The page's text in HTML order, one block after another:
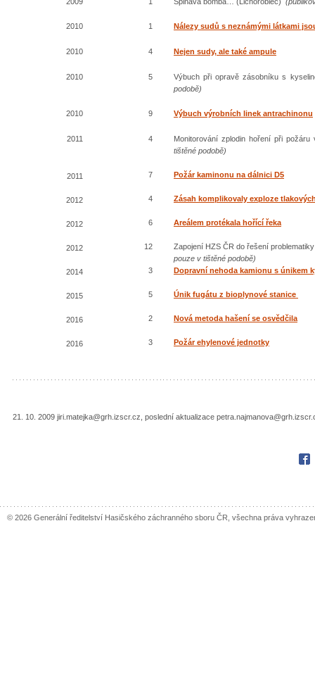
2010
2010
2010
2010
2011
2011
2012
2012
2012
2014
2015
2016
2016
1
4
5
9
4
7
4
6
12
3
5
2
3
Nálezy sudů s neznámými látkami
Nejen sudy, ale také ampule
Výbuch při opravě zásobníku s
podobě)
Výbuch výrobních linek antrachinonu
Monitorování zplodin hoření při
tištěné podobě)
Požár kaminonu na dálnici D5
Zásah komplikovaly exploze
Areálem protékala hořící řeka
Zapojení HZS ČR do řešení
pouze v tištěné podobě)
Dopravní nehoda kamionu s únikem
Únik fugátu z bioplynové stanice
Nová metoda hašení se osvědčila
Požár ehylenové jednotky
21. 10. 2009 jiri.matejka@grh.izscr.cz, poslední aktualizace
© 2026 Generální ředitelství Hasičského záchranného sboru ČR, všechna práva